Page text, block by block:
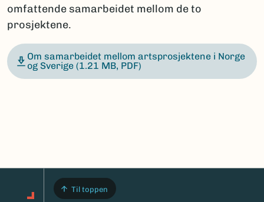
omfattende samarbeidet mellom de to
prosjektene.
Om samarbeidet mellom artsprosjektene i Norge
og Sverige (1.21 MB, PDF)
Til toppen